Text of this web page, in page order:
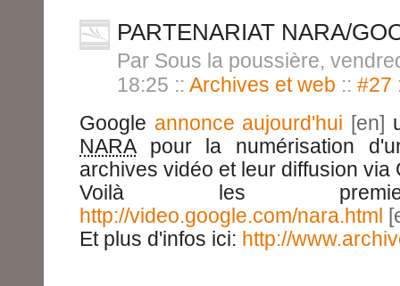
PARTENARIAT NARA/
Par Sous la poussière,
18:25 :: Archives et web :: #27
Google annonce aujourd'hui
NARApour la numérisation
archives vidéo et leur diffusion via
Voilà les
http://video.google.com/nara.html
Et plus d'infos ici: http://